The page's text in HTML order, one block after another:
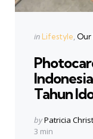
Categories
Posted
in Lifestyle
Tahun
Posted
by
byPatricia
3 min